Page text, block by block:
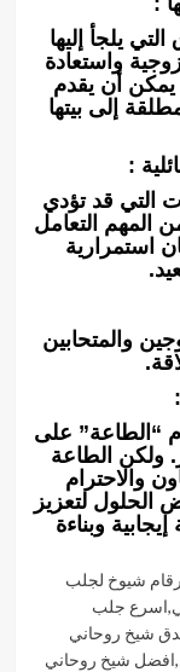
يلجأ إليها
واستعادة
يمكن أن يقدم
إلى بيتها
:
التي قد تؤدي
المهم التعامل
استمرارية
والمتحابين
“الطاعة” على
الطاعة
والاحترام
الحلول لتعزيز
وبناءة
شيوخ لجلب
,اسرع جلب
شيخ روحاني
,افضل شيخ روحاني